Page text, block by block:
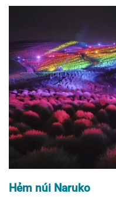
Hẻm núi Naruko